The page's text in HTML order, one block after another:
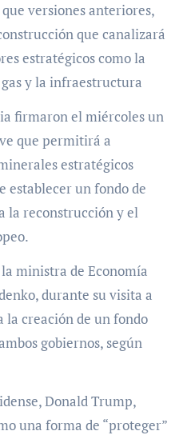
versiones anteriores,
que canalizará
estratégicos como la
y la infraestructura
firmaron el miércoles un
que permitirá a
estratégicos
establecer un fondo de
la reconstrucción y el
ministra de Economía
durante su visita a
la creación de un fondo
gobiernos, según
Donald Trump,
una forma de “proteger”